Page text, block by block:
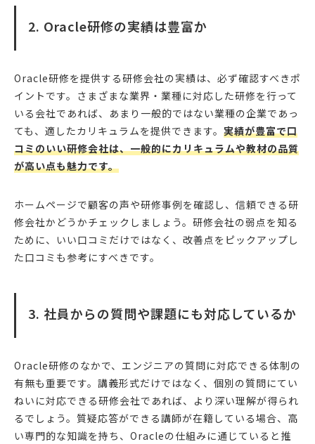
2. Oracle研修の実績は豊富か
Oracle研修を提供する研修会社の実績は、必ず確認すべきポ
イントです。さまざまな業界・業種に対応した研修を行って
いる会社であれば、あまり一般的ではない業種の企業であっ
ても、適したカリキュラムを提供できます。 実績が豊富で口
コミのいい研修会社は、一般的にカリキュラムや教材の品質
が高い点も魅力です。
ホームページで顧客の声や研修事例を確認し、信頼できる研
修会社かどうかチェックしましょう。研修会社の弱点を知る
ために、いい口コミだけではなく、改善点をピックアップし
た口コミも参考にすべきです。
3. 社員からの質問や課題にも対応しているか
Oracle研修のなかで、エンジニアの質問に対応できる体制の
有無も重要です。講義形式だけではなく、個別の質問にてい
ねいに対応できる研修会社であれば、より深い理解が得られ
るでしょう。質疑応答ができる講師が在籍している場合、高
い専門的な知識を持ち、Oracleの仕組みに通じていると推